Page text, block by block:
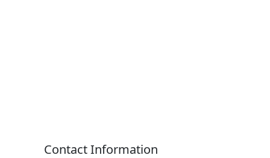
Contact Information